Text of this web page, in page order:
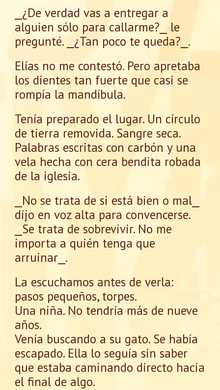
⎯¿De verdad vas a entregar a
alguien sólo para callarme?⎯ le
pregunté. ⎯¿Tan poco te queda?⎯.
Elías no me contestó. Pero apretaba
los dientes tan fuerte que casi se
rompía la mandíbula.
Tenía preparado el lugar. Un círculo
de tierra removida. Sangre seca.
Palabras escritas con carbón y una
vela hecha con cera bendita robada
de la iglesia.
⎯No se trata de si está bien o mal⎯
dijo en voz alta para convencerse.
⎯Se trata de sobrevivir. No me
importa a quién tenga que
arruinar⎯.
La escuchamos antes de verla:
pasos pequeños, torpes.
Una niña. No tendría más de nueve
años.
Venía buscando a su gato. Se había
escapado. Ella lo seguía sin saber
que estaba caminando directo hacia
el final de algo.